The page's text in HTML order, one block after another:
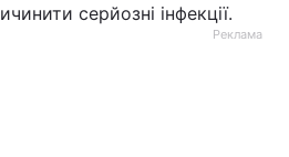
серйозні інфекції.
Реклама